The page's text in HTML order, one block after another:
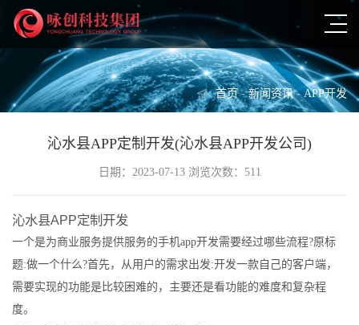
首页 - 新闻资讯 - APP开发
沁水县APP定制开发(沁水县APP开发公司)
日期：2023-07-13 浏览次数：511
沁水县APP定制开发
一个是为商业服务提供服务的手机app开发需要经过哪些流程?原标
题:做一个什么?首先，从用户的需求出发:开发一款自己的客户端，
需要实现的功能是比较困难的，主要还是看功能的难度和复杂程
度。